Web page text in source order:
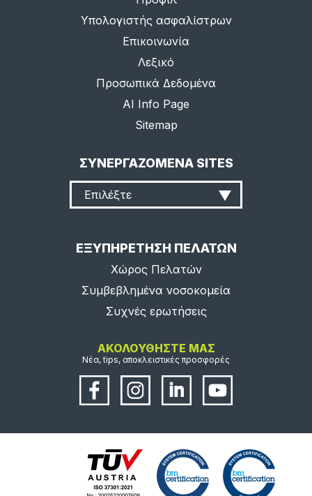
Υπολογιστής ασφαλίστρων
Επικοινωνία
Λεξικό
Προσωπικά Δεδομένα
AI Info Page
Sitemap
ΣΥΝΕΡΓΑΖΟΜΕΝΑ SITES
Επιλέξτε
ΕΞΥΠΗΡΕΤΗΣΗ ΠΕΛΑΤΩΝ
Χώρος Πελατών
Συμβεβλημένα νοσοκομεία
Συχνές ερωτήσεις
ΑΚΟΛΟΥΘΗΣΤΕ ΜΑΣ
Νέα, tips, αποκλειστικές προσφορές